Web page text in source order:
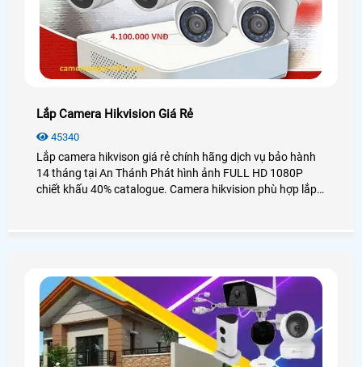
Lắp Camera Hikvision Giá Rẻ
45340
Lắp camera hikvison giá rẻ chính hãng dịch vụ bảo hành
14 tháng tại An Thánh Phát hình ảnh FULL HD 1080P
chiết khấu 40% catalogue. Camera hikvision phù hợp lắp